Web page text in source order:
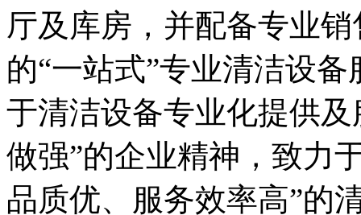
厅及库房，并配备专业
的“一站式”专业清洁设
于清洁设备专业化提供
做强”的企业精神，致力
品质优、服务效率高”的